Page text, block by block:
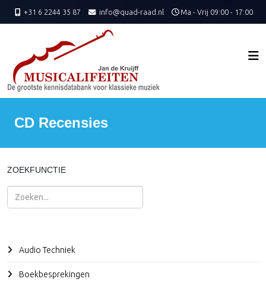
+31 6 2244 35 87 info@quad-raad.nl Ma - Vrij 09:00 - 17:00
CD Recensies
ZOEKFUNCTIE
Zoeken
Audio Techniek
Boekbesprekingen